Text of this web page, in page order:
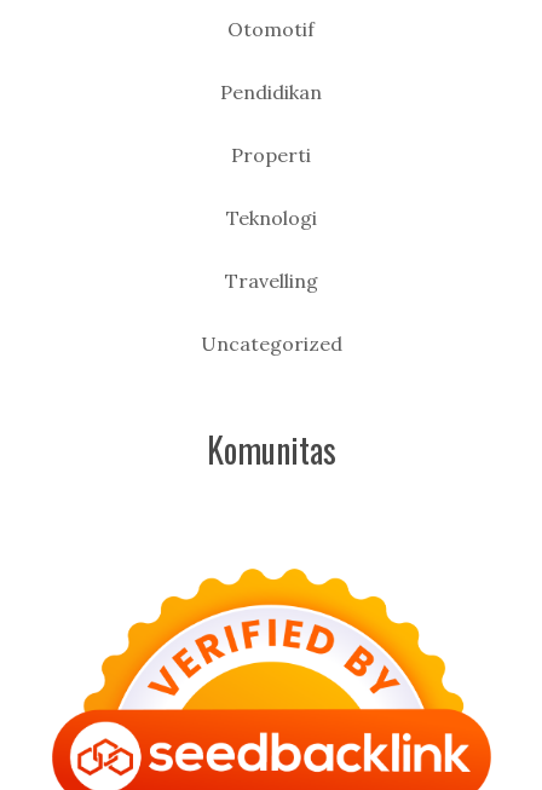
Otomotif
Pendidikan
Properti
Teknologi
Travelling
Uncategorized
Komunitas